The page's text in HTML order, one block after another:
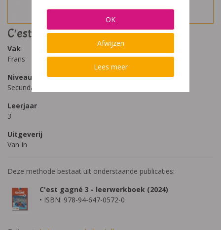
C'est gagné 3 (2024)
Vak
Frans
Niveau
Secundair Onderwijs
Leerjaar
3
Uitgeverij
Van In
Deze methode bestaat uit onderstaande publicaties:
C'est gagné 3 - leerwerkboek (2024)
• ISBN: 978-94-647-0572-0
OK
Afwijzen
Lees meer